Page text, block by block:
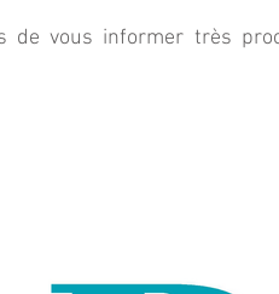
de vous informer très